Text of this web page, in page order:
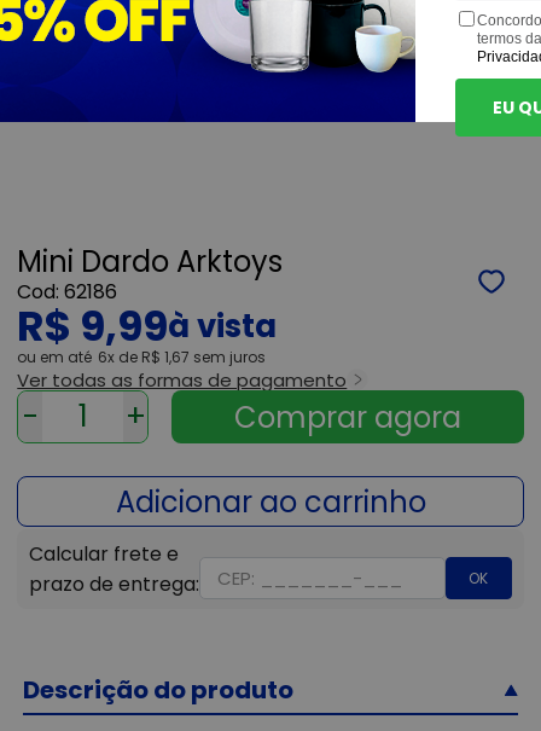
Mini Dardo Arktoys
62186
R$ 9,99
ou 6x de R$ 1,67 sem juros
Ver todas as formas de pagamento
- +
OK
Descrição do produto
termos
EU